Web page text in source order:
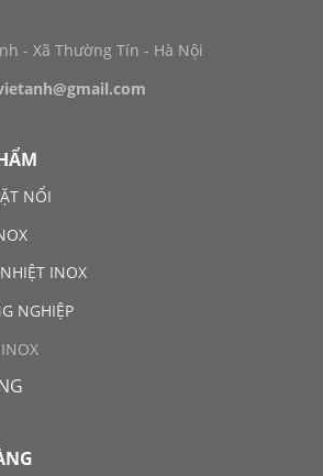
- Xã Thường Tín - Hà Nội
NỔI
INOX
NGHIỆP